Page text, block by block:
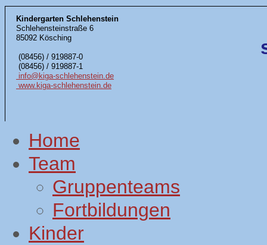
Kindergarten Schlehenstein
Schlehensteinstraße 6
85092 Kösching
(08456) / 919887-0
(08456) / 919887-1
info@kiga-schlehenstein.de
www.kiga-schlehenstein.de
Home
Team
Gruppenteams
Fortbildungen
Kinder